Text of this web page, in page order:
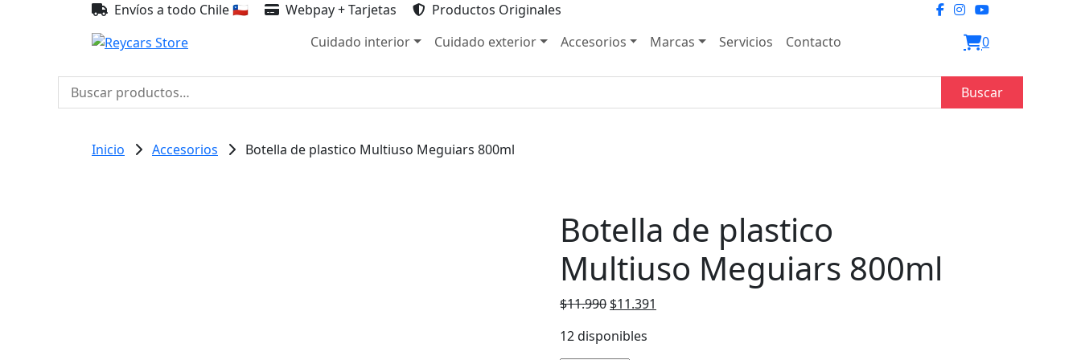
Envíos a todo Chile 🇨🇱 Webpay + Tarjetas
Productos Originales
Cuidado interior
Cuidado exterior Accesorios Marcas Servicios Contacto 0
Buscar
por:
Buscar
Inicio Accesorios Botella de plastico Multiuso Meguiars 800ml
Botella de plastico
Multiuso Meguiars 800ml
$11.990 El
original
$11.391
12 disponibles